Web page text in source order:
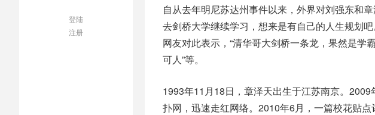
登陆
注册
自从去年明尼苏达州事件以来，外界对刘强东和
去剑桥大学继续学习，想来是有自己的人生规划吧
网友对此表示，“清华哥大剑桥一条龙，果然是学
可人”等。
1993年11月18日，章泽天出生于江苏南京。
扑网，迅速走红网络。2010年6月，一篇校花贴点